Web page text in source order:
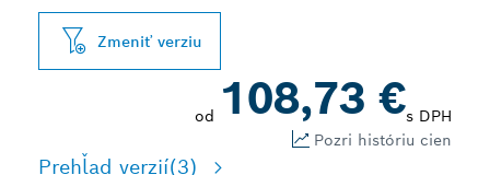
Zmeniť verziu
od 108,73 €s DPH
Pozri históriu cien
Prehľad verzií(3)